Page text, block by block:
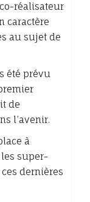
réalisateur
caractère
au sujet de
été prévu
de
l’avenir.
à
les super-
dernières